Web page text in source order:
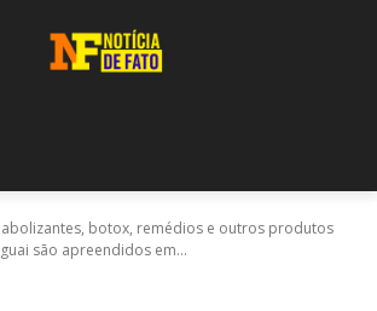
botox, remédios e outros produtos
são apreendidos em...